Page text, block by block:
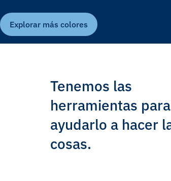
Explorar más colores
Tenemos las
herramientas para
ayudarlo a hacer
cosas.